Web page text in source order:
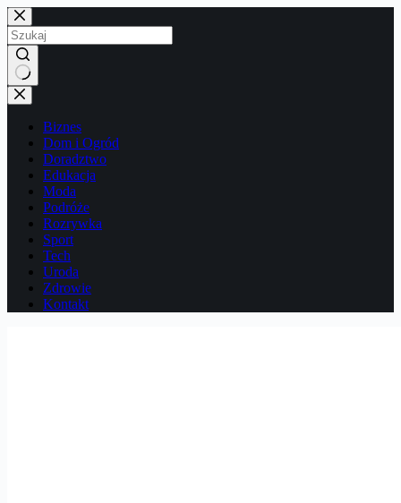
Przejdź
do
treści
Brak
wyników
Biznes
Dom i Ogród
Doradztwo
Edukacja
Moda
Podróże
Rozrywka
Sport
Tech
Uroda
Zdrowie
Kontakt